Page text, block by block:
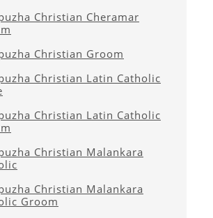
Christian Cheramar
Christian Groom
Christian Latin Catholic
Christian Latin Catholic
Christian Malankara
Christian Malankara
Groom